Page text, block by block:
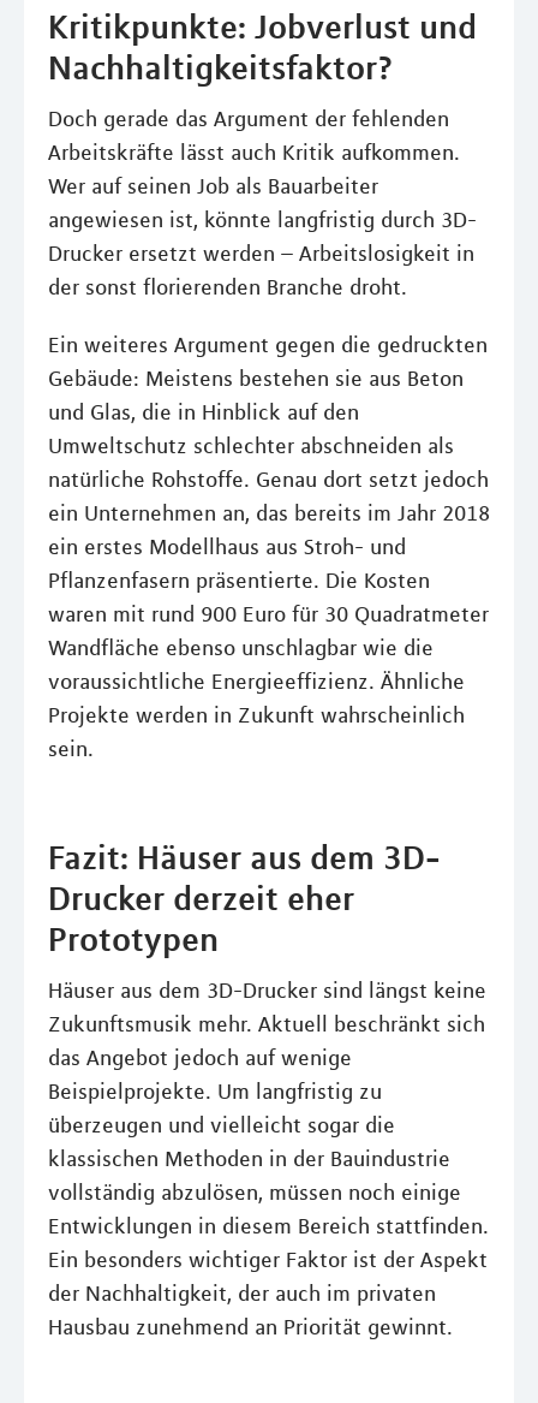
Kritikpunkte: Jobverlust und
Nachhaltigkeitsfaktor?
Doch gerade das Argument der fehlenden
Arbeitskräfte lässt auch Kritik aufkommen.
Wer auf seinen Job als Bauarbeiter
angewiesen ist, könnte langfristig durch 3D-
Drucker ersetzt werden – Arbeitslosigkeit in
der sonst florierenden Branche droht.
Ein weiteres Argument gegen die gedruckten
Gebäude: Meistens bestehen sie aus Beton
und Glas, die in Hinblick auf den
Umweltschutz schlechter abschneiden als
natürliche Rohstoffe. Genau dort setzt jedoch
ein Unternehmen an, das bereits im Jahr 2018
ein erstes Modellhaus aus Stroh- und
Pflanzenfasern präsentierte. Die Kosten
waren mit rund 900 Euro für 30 Quadratmeter
Wandfläche ebenso unschlagbar wie die
voraussichtliche Energieeffizienz. Ähnliche
Projekte werden in Zukunft wahrscheinlich
sein.
Fazit: Häuser aus dem 3D-
Drucker derzeit eher
Prototypen
Häuser aus dem 3D-Drucker sind längst keine
Zukunftsmusik mehr. Aktuell beschränkt sich
das Angebot jedoch auf wenige
Beispielprojekte. Um langfristig zu
überzeugen und vielleicht sogar die
klassischen Methoden in der Bauindustrie
vollständig abzulösen, müssen noch einige
Entwicklungen in diesem Bereich stattfinden.
Ein besonders wichtiger Faktor ist der Aspekt
der Nachhaltigkeit, der auch im privaten
Hausbau zunehmend an Priorität gewinnt.